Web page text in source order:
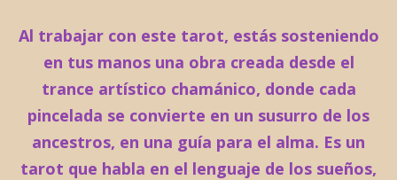
Al trabajar con este tarot, estás sosteniendo
en tus manos una obra creada desde el
trance artístico chamánico, donde cada
pincelada se convierte en un susurro de los
ancestros, en una guía para el alma. Es un
tarot que habla en el lenguaje de los sueños,